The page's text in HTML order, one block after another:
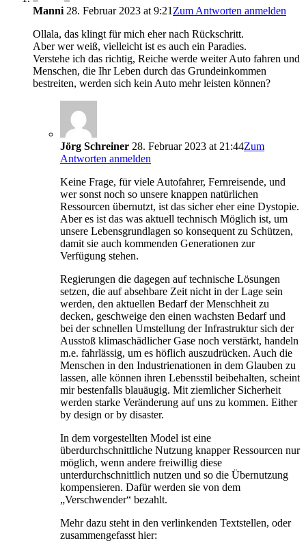
Manni 28. Februar 2023 at 9:21 Zum Antworten anmelden
Ollala, das klingt für mich eher nach Rückschritt.
Aber wer weiß, vielleicht ist es auch ein Paradies.
Verstehe ich das richtig, Reiche werde weiter Auto fahren und
Menschen, die Ihr Leben durch das Grundeinkommen
bestreiten, werden sich kein Auto mehr leisten können?
Jörg Schreiner 28. Februar 2023 at 21:44Zum
Antworten anmelden
Keine Frage, für viele Autofahrer, Fernreisende, und
wer sonst noch so unsere knappen natürlichen
Ressourcen übernutzt, ist das sicher eher eine Dystopie.
Aber es ist das was aktuell technisch Möglich ist, um
unsere Lebensgrundlagen so konsequent zu Schützen,
damit sie auch kommenden Generationen zur
Verfügung stehen.
Regierungen die dagegen auf technische Lösungen
setzen, die auf absehbare Zeit nicht in der Lage sein
werden, den aktuellen Bedarf der Menschheit zu
decken, geschweige den einen wachsten Bedarf und
bei der schnellen Umstellung der Infrastruktur sich der
Ausstoß klimaschädlicher Gase noch verstärkt, handeln
m.e. fahrlässig, um es höflich auszudrücken. Auch die
Menschen in den Industrienationen in dem Glauben zu
lassen, alle können ihren Lebensstil beibehalten, scheint
mir bestenfalls blauäugig. Mit ziemlicher Sicherheit
werden starke Veränderung auf uns zu kommen. Either
by design or by disaster.
In dem vorgestellten Model ist eine
überdurchschnittliche Nutzung knapper Ressourcen nur
möglich, wenn andere freiwillig diese
unterdurchschnittlich nutzen und so die Übernutzung
kompensieren. Dafür werden sie von dem
„Verschwender“ bezahlt.
Mehr dazu steht in den verlinkenden Textstellen, oder
zusammengefasst hier: